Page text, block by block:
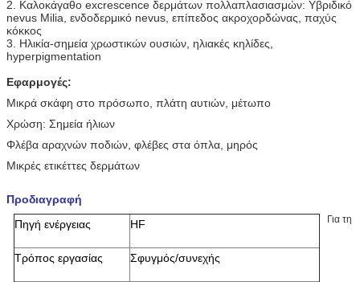
2. Καλοκάγαθο excrescence δερμάτων πολλαπλασιασμών: Υβριδικό
nevus Milia, ενδοδερμικό nevus, επίπεδος ακροχορδώνας, παχύς
κόκκος
3. Ηλικία-σημεία χρωστικών ουσιών, ηλιακές κηλίδες,
hyperpigmentation
Εφαρμογές:
Μικρά σκάφη στο πρόσωπο, πλάτη αυτιών, μέτωπο
Χρώση: Σημεία ήλιων
Φλέβα αραχνών ποδιών, φλέβες στα όπλα, μηρός
Μικρές ετικέττες δερμάτων
Προδιαγραφή
Πηγή ενέργειας
HF
Τρόπος εργασίας Σφυγμός/συνεχής
Για τη